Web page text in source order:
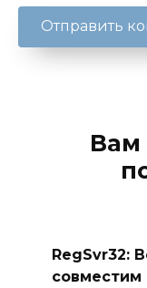
Вам
RegSvr32: